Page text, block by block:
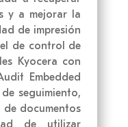
y a mejorar la
de impresión
de control de
Kyocera con
Embedded
seguimiento,
de documentos